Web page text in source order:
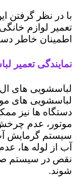
با در نظر گرفتن
تعمیر لوازم
اطمینان خاطر
نمایندگی تعمیر
لباسشویی های
لباسشویی های
دستگاه ها نیز
موتور، عدم
سیستم گرمایش
آب از لوله ها،
نقص در سیستم
شوند.